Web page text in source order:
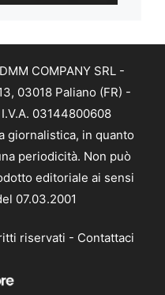
COMPANY SRL -
03018 Paliano (FR) -
03144800608
giornalistica, in quanto
periodicità. Non può
editoriale ai sensi
07.03.2001
riservati - Contattaci